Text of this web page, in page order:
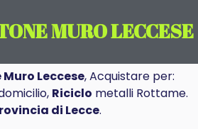
MURO LECCESE
Leccese, Acquistare per:
Riciclo metalli Rottame.
di Lecce.